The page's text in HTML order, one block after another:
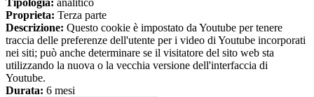
Proprieta: Terza parte
Descrizione: Questo cookie è impostato da Youtube per tenere
traccia delle preferenze dell'utente per i video di Youtube incorporati
nei siti; può anche determinare se il visitatore del sito web sta
utilizzando la nuova o la vecchia versione dell'interfaccia di
Youtube.
Durata: 6 mesi